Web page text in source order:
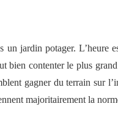
jardin potager. L’heure
contenter le plus
gagner du terrain sur
majoritairement la